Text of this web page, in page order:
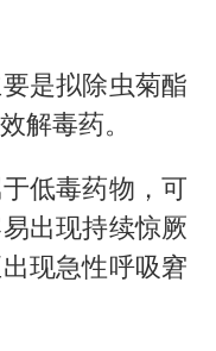
是拟除虫菊酯
解毒药。
低毒药物，可
出现持续惊厥
现急性呼吸窘